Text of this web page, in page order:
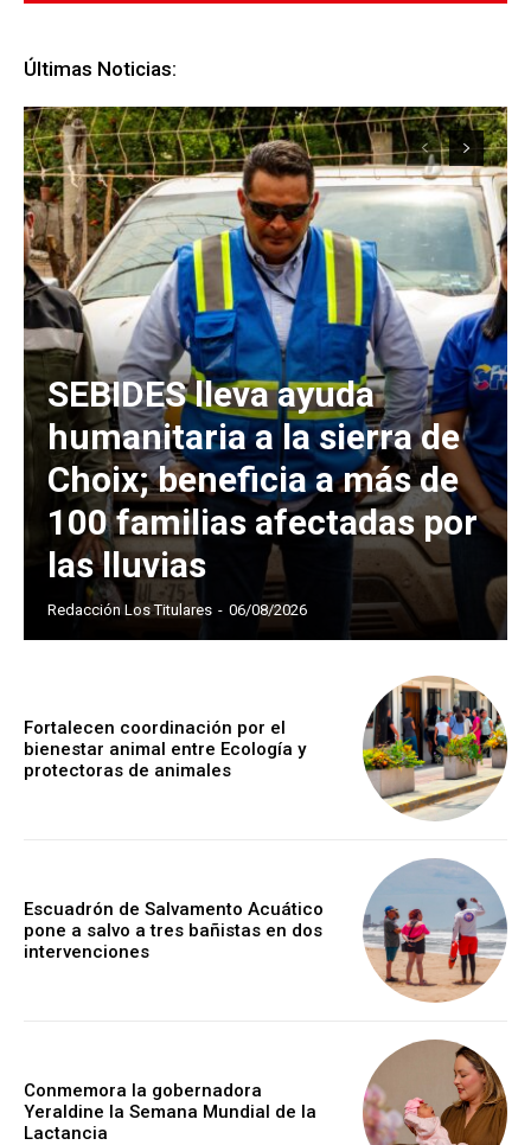
Últimas Noticias:
SEBIDES lleva ayuda
humanitaria a la sierra de
Choix; beneficia a más de
100 familias afectadas por
las lluvias
Redacción Los Titulares - 06/08/2026
Fortalecen coordinación por el
bienestar animal entre Ecología y
protectoras de animales
Escuadrón de Salvamento Acuático
pone a salvo a tres bañistas en dos
intervenciones
Conmemora la gobernadora
Yeraldine la Semana Mundial de la
Lactancia